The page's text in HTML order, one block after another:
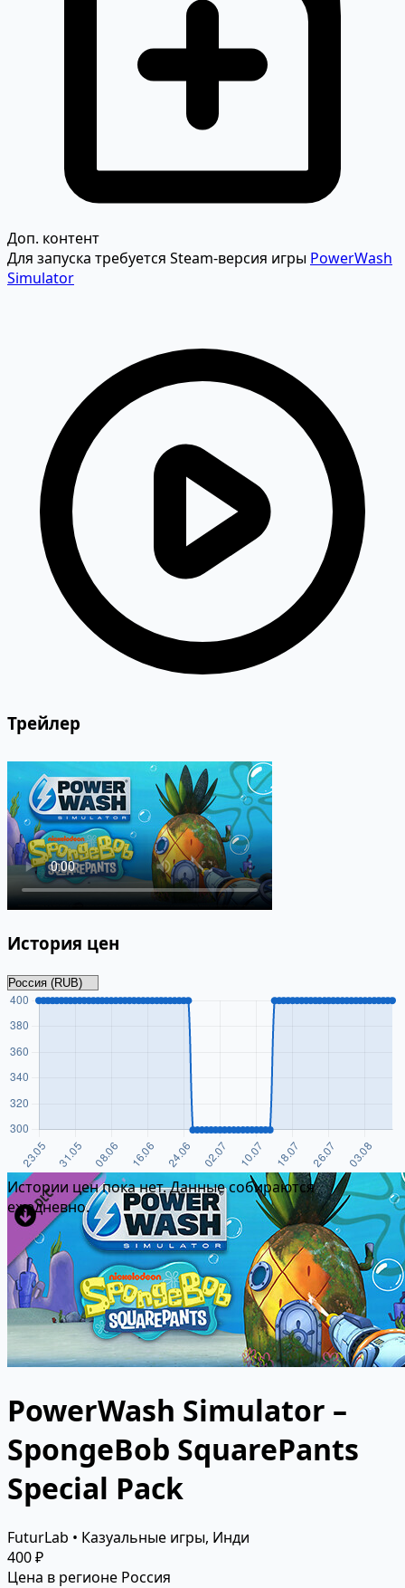
Доп. контент
Для запуска требуется Steam-версия игры PowerWash
Simulator
Трейлер
История цен
Истории цен пока нет. Данные собираются
ежедневно.
PowerWash Simulator –
SpongeBob SquarePants
Special Pack
FuturLab • Казуальные игры, Инди
400 ₽
Цена в регионе Россия